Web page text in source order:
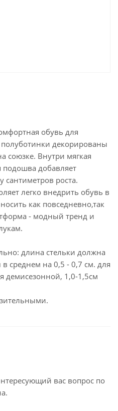
обувь для
декорированы
союзке. Внутри мягкая
подошва добавляет
сантиметров роста.
легко внедрить обувь в
как повседневно,так
- модный тренд и
длина стельки должна
среднем на 0,5 - 0,7 см. для
демисезонной, 1,0-1,5см
вас вопрос по